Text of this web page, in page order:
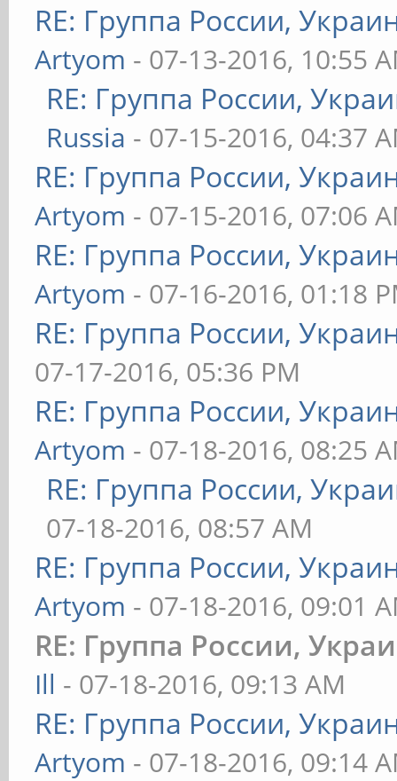
RE: Группа России,
Artyom - 07-13-2016, 10:55
RE: Группа России,
Russia - 07-15-2016, 04:37
RE: Группа России,
Artyom - 07-15-2016, 07:06
RE: Группа России,
Artyom - 07-16-2016, 01:18
RE: Группа России,
07-17-2016, 05:36 PM
RE: Группа России,
Artyom - 07-18-2016, 08:25
RE: Группа России,
07-18-2016, 08:57 AM
RE: Группа России,
Artyom - 07-18-2016, 09:01
RE: Группа России,
Ill - 07-18-2016, 09:13 AM
RE: Группа России,
Artyom - 07-18-2016, 09:14